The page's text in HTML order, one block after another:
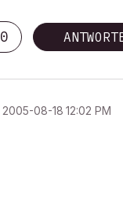
0
‎2005-08-18 12:02 PM